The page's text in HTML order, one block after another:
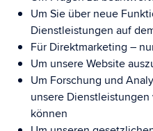
Um Sie über neue
Dienstleistungen auf
Für Direktmarketing –
Um unsere Website
Um Forschung und
unsere
können